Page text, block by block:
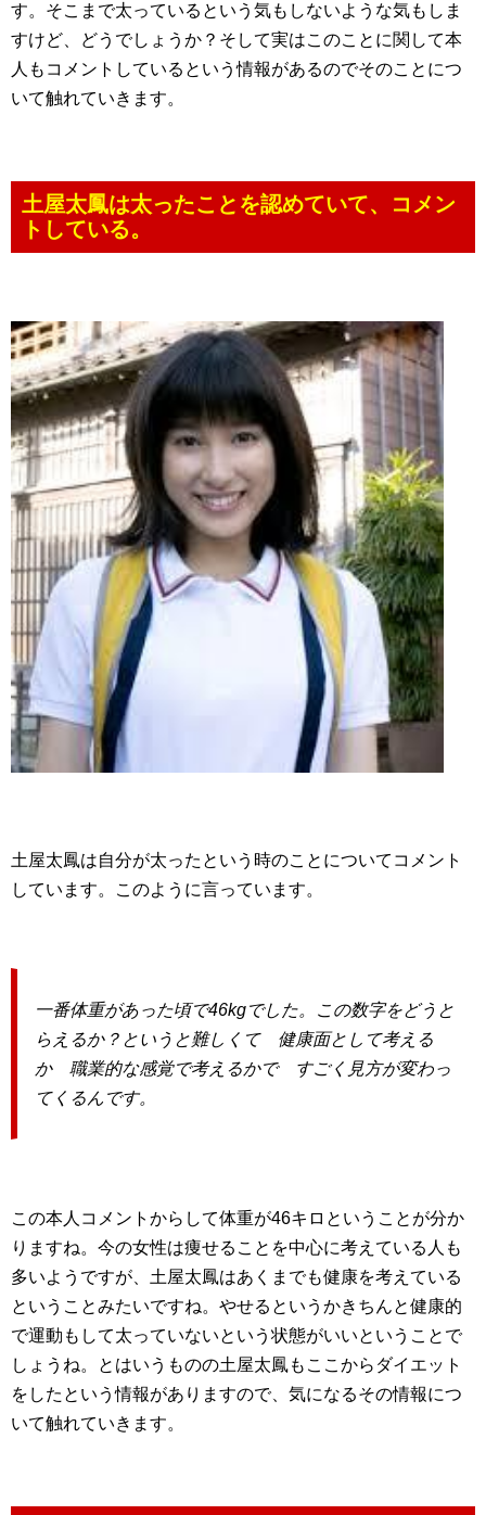
す。そこまで太っているという気もしないような気もしま
すけど、どうでしょうか？そして実はこのことに関して本
人もコメントしているという情報があるのでそのことにつ
いて触れていきます。
土屋太鳳は太ったことを認めていて、コメン
トしている。
土屋太鳳は自分が太ったという時のことについてコメント
しています。このように言っています。
一番体重があった頃で46kgでした。この数字をどうと
らえるか？というと難しくて 健康面として考える
か 職業的な感覚で考えるかで すごく見方が変わっ
てくるんです。
この本人コメントからして体重が46キロということが分か
りますね。今の女性は痩せることを中心に考えている人も
多いようですが、土屋太鳳はあくまでも健康を考えている
ということみたいですね。やせるというかきちんと健康的
で運動もして太っていないという状態がいいということで
しょうね。とはいうものの土屋太鳳もここからダイエット
をしたという情報がありますので、気になるその情報につ
いて触れていきます。